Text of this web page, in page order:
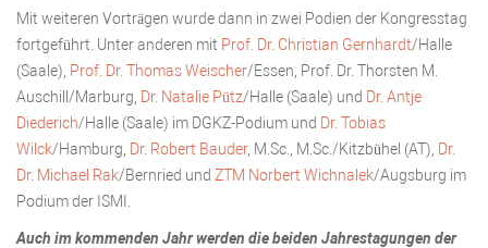
Mit weiteren Vorträgen wurde dann in zwei Podien der Kongresstag
fortgeführt. Unter anderen mit Prof. Dr. Christian Gernhardt/Halle
(Saale), Prof. Dr. Thomas Weischer/Essen, Prof. Dr. Thorsten M.
Auschill/Marburg, Dr. Natalie Pütz/Halle (Saale) und Dr. Antje
Diederich/Halle (Saale) im DGKZ-Podium und Dr. Tobias
Wilck/Hamburg, Dr. Robert Bauder, M.Sc., M.Sc./Kitzbühel (AT), Dr.
Dr. Michael Rak/Bernried und ZTM Norbert Wichnalek/Augsburg im
Podium der ISMI.
Auch im kommenden Jahr werden die beiden Jahrestagungen der